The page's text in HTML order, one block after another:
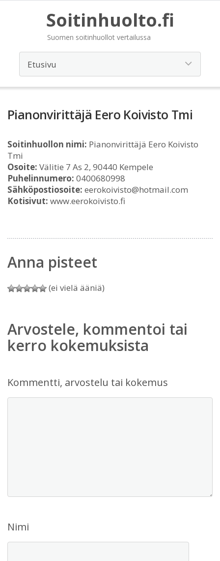
Soitinhuolto.fi
Suomen soitinhuollot vertailussa
Pianonvirittäjä Eero Koivisto Tmi
Soitinhuollon nimi: Pianonvirittäjä Eero Koivisto
Tmi
Osoite: Välitie 7 As 2, 90440 Kempele
Puhelinnumero: 0400680998
Sähköpostiosoite: eerokoivisto@hotmail.com
Kotisivut: www.eerokoivisto.fi
Anna pisteet
(ei vielä ääniä)
Arvostele, kommentoi tai
kerro kokemuksista
Kommentti, arvostelu tai kokemus
Nimi